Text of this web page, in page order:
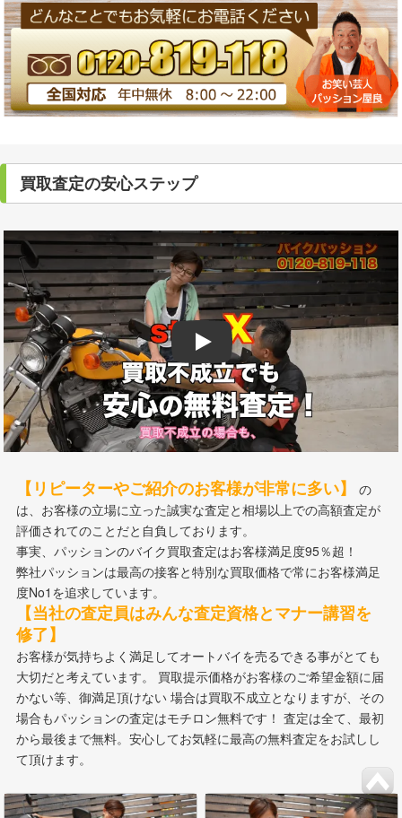
買取査定の安心ステップ
Play
【リピーターやご紹介のお客様が非常に多い】
は、お客様の立場に立った誠実な査定と相場以上での高額査定が
評価されてのことだと自負しております。
事実、パッションのバイク買取査定はお客様満足度95％超！
弊社パッションは最高の接客と特別な買取価格で常にお客様満足
度No1を追求しています。
【当社の査定員はみんな査定資格とマナー講習を
修了】
お客様が気持ちよく満足してオートバイを売るできる事がとても
大切だと考えています。 買取提示価格がお客様のご希望金額に届
かない等、御満足頂けない 場合は買取不成立となりますが、その
場合もパッションの査定はモチロン無料です！ 査定は全て、最初
から最後まで無料。安心してお気軽に最高の無料査定をお試しし
て頂けます。